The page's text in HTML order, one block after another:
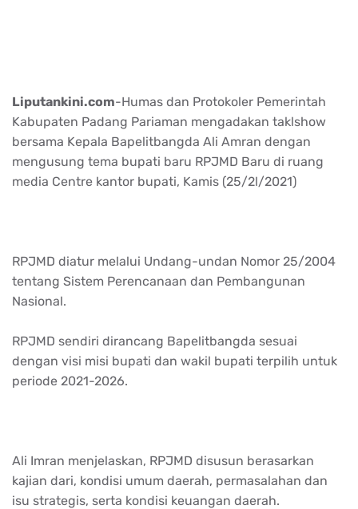
Liputankini.com-Humas dan Protokoler Pemerintah
Kabupaten Padang Pariaman mengadakan taklshow
bersama Kepala Bapelitbangda Ali Amran dengan
mengusung tema bupati baru RPJMD Baru di ruang
media Centre kantor bupati, Kamis (25/2l/2021)
RPJMD diatur melalui Undang-undan Nomor 25/2004
tentang Sistem Perencanaan dan Pembangunan
Nasional.
RPJMD sendiri dirancang Bapelitbangda sesuai
dengan visi misi bupati dan wakil bupati terpilih untuk
periode 2021-2026.
Ali Imran menjelaskan, RPJMD disusun berasarkan
kajian dari, kondisi umum daerah, permasalahan dan
isu strategis, serta kondisi keuangan daerah.